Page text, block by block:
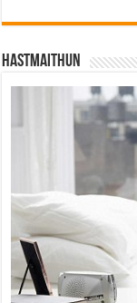
Hastmaithun